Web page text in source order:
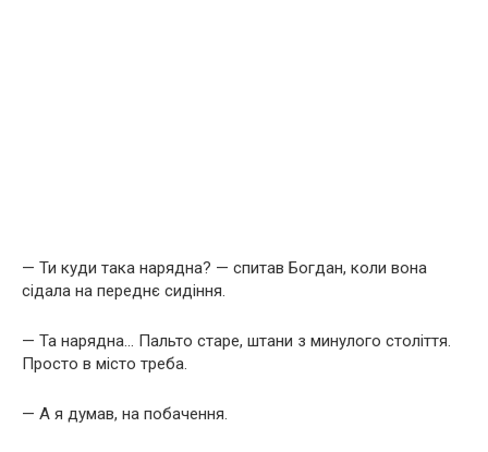
— Ти куди така нарядна? — спитав Богдан, коли вона
сідала на переднє сидіння.
— Та нарядна… Пальто старе, штани з минулого століття.
Просто в місто треба.
— А я думав, на побачення.